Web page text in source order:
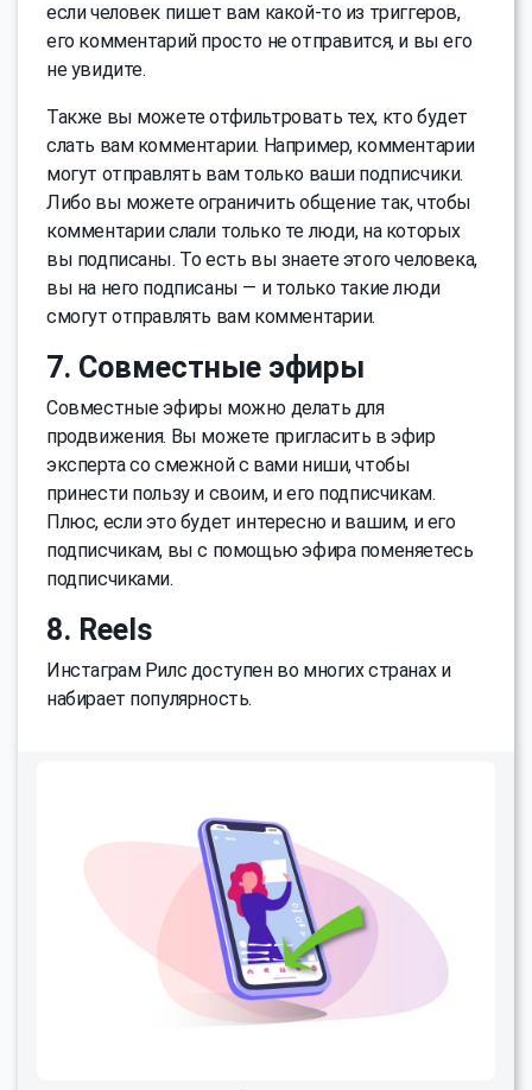
если человек пишет вам какой-то из триггеров,
его комментарий просто не отправится, и вы его
не увидите.
Также вы можете отфильтровать тех, кто будет
слать вам комментарии. Например, комментарии
могут отправлять вам только ваши подписчики.
Либо вы можете ограничить общение так, чтобы
комментарии слали только те люди, на которых
вы подписаны. То есть вы знаете этого человека,
вы на него подписаны — и только такие люди
смогут отправлять вам комментарии.
7. Совместные эфиры
Совместные эфиры можно делать для
продвижения. Вы можете пригласить в эфир
эксперта со смежной с вами ниши, чтобы
принести пользу и своим, и его подписчикам.
Плюс, если это будет интересно и вашим, и его
подписчикам, вы с помощью эфира поменяетесь
подписчиками.
8. Reels
Инстаграм Рилс доступен во многих странах и
набирает популярность.